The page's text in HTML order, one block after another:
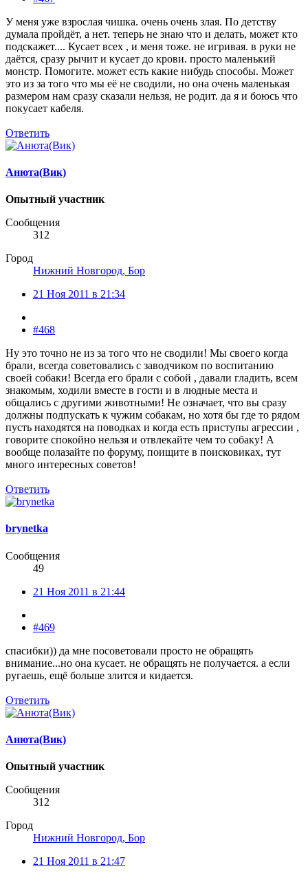
У меня уже взрослая чишка. очень очень злая. По детству
думала пройдёт, а нет. теперь не знаю что и делать, может кто
подскажет.... Кусает всех , и меня тоже. не игривая. в руки не
даётся, сразу рычит и кусает до крови. просто маленький
монстр. Помогите. может есть какие нибудь способы. Может
это из за того что мы её не сводили, но она очень маленькая
размером нам сразу сказали нельзя, не родит. да я и боюсь что
покусает кабеля.
Ответить
Анюта(Вик)
Опытный участник
Сообщения
312
Город
Нижний Новгород, Бор
21 Ноя 2011 в 21:34
#468
Ну это точно не из за того что не сводили! Мы своего когда
брали, всегда советовались с заводчиком по воспитанию
своей собаки! Всегда его брали с собой , давали гладить, всем
знакомым, ходили вместе в гости и в людные места и
общались с другими животными! Не означает, что вы сразу
должны подпускать к чужим собакам, но хотя бы где то рядом
пусть находятся на поводках и когда есть приступы агрессии ,
говорите спокойно нельзя и отвлекайте чем то собаку! А
вообще полазайте по форуму, поищите в поисковиках, тут
много интересных советов!
Ответить
brynetka
Сообщения
49
21 Ноя 2011 в 21:44
#469
спасибки)) да мне посоветовали просто не обращять
внимание...но она кусает. не обращять не получается. а если
ругаешь, ещё больше злится и кидается.
Ответить
Анюта(Вик)
Опытный участник
Сообщения
312
Город
Нижний Новгород, Бор
21 Ноя 2011 в 21:47